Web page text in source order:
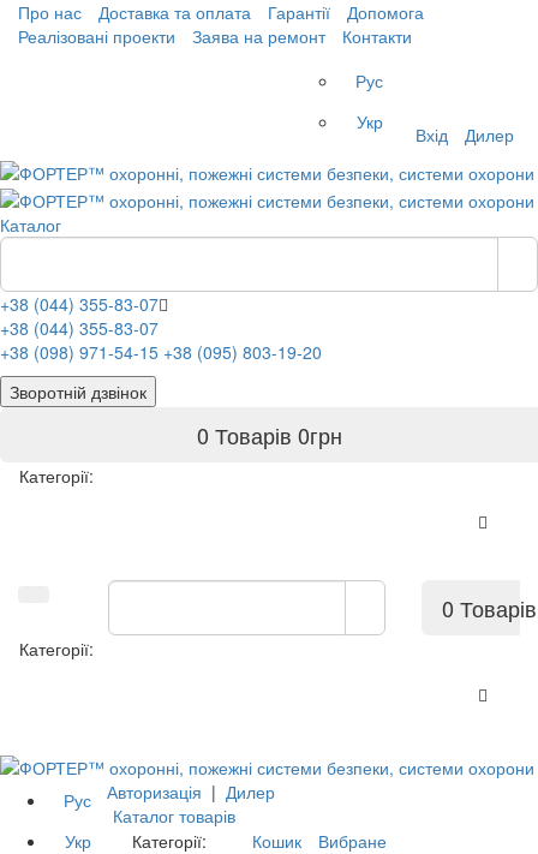
Про нас Доставка та оплата Гарантії
Допомога
Реалізовані проекти
Заява на ремонт
Контакти
Рус
Укр
Вхід Дилер
Каталог
+38 (044) 355-83-07
+38 (044) 355-83-07
+38 (098) 971-54-15 +38 (095) 803-19-20
Зворотній дзвінок
0 Товарів 0грн
Категорії:
0 Товарів
Категорії:
Рус
Укр
Авторизація | Дилер
Каталог товарів
Категорії:
Кошик Вибране